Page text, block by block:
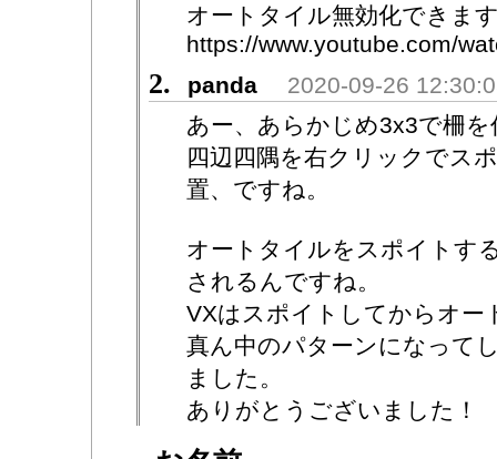
オートタイル無効化できま
https://www.youtube.com/
2. panda
2020-09-26
あー、あらかじめ3x3で柵
四辺四隅を右クリックでス
置、ですね。
オートタイルをスポイトす
されるんですね。
VXはスポイトしてからオー
真ん中のパターンになって
ました。
ありがとうございました！